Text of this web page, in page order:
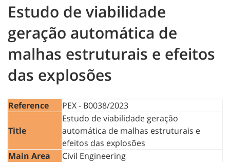
Estudo de viabilidade
geração automática de
malhas estruturais e efeitos
das explosões
Reference PEX - B0038/2023
Title
Estudo de viabilidade geração
automática de malhas estruturais e
efeitos das explosões
Main Area
Civil Engineering